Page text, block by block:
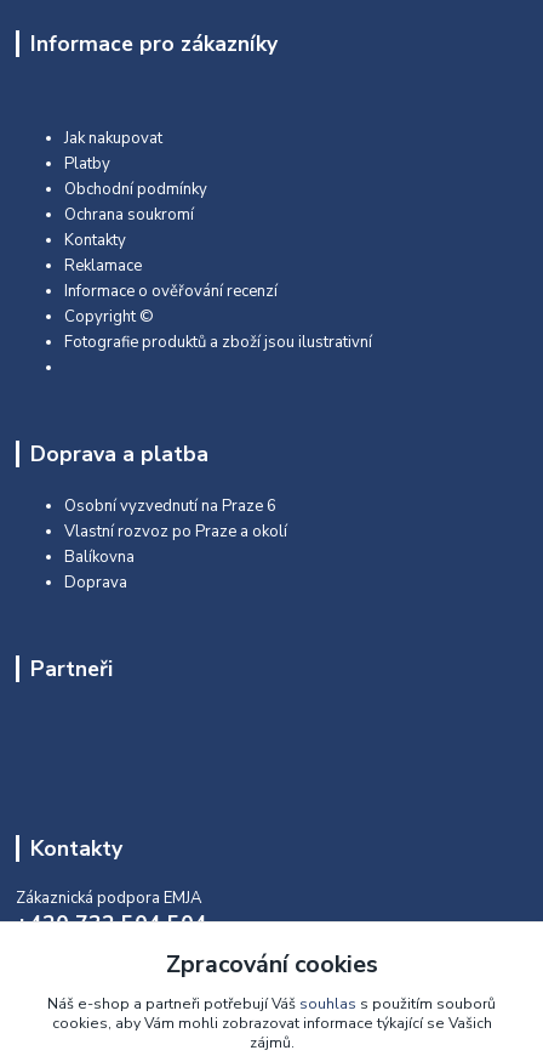
Informace pro zákazníky
Jak nakupovat
Platby
Obchodní podmínky
Ochrana soukromí
Kontakty
Reklamace
Informace o ověřování recenzí
Copyright ©
Fotografie produktů a zboží jsou ilustrativní
Doprava a platba
Osobní vyzvednutí na Praze 6
Vlastní rozvoz po Praze a okolí
Balíkovna
Doprava
Partneři
Kontakty
Zákaznická podpora EMJA
+420 732 504 504
(během naší aktuální otevírací doby)
info@emja.cz
Zpracování cookies
Náš e-shop a partneři potřebují Váš souhlas s použitím souborů
cookies, aby Vám mohli zobrazovat informace týkající se Vašich
zájmů.